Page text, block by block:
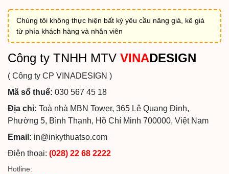
Chúng tôi không thực hiện bất kỳ yêu cầu nâng giá, kê giá
từ phía khách hàng và nhân viên
Công ty TNHH MTV VINADESIGN
( Công ty CP VINADESIGN )
Mã số thuế: 030 567 45 18
Địa chỉ: Toà nhà MBN Tower, 365 Lê Quang Định,
Phường 5, Bình Thạnh, Hồ Chí Minh 700000, Việt Nam
Email: in@inkythuatso.com
Điện thoại: (028) 22 68 2222
Hotline: